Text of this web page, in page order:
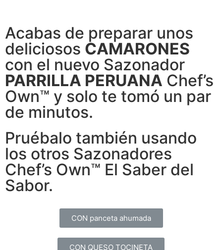
Acabas de preparar unos
deliciosos CAMARONES
con el nuevo Sazonador
PARRILLA PERUANA Chef’s
Own™ y solo te tomó un par
de minutos.
Pruébalo también usando
los otros Sazonadores
Chef’s Own™ El Saber del
Sabor.
CON panceta ahumada
CON QUESO TOCINETA